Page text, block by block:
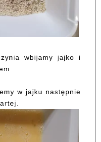
wbijamy jajko i
w jajku następnie